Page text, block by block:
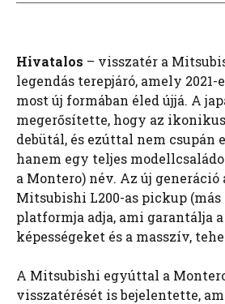
Hivatalos – visszatér a
legendás terepjáró, amely 2021-
most új formában éled újjá. A
megerősítette, hogy az
debütál, és ezúttal nem csupán
hanem egy teljes
a Montero) név. Az új generáció
Mitsubishi L200-as pickup
platformja adja, ami garantálja
képességeket és a masszív,
A Mitsubishi egyúttal a
visszatérését is bejelentette,